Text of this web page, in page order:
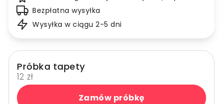
Bezpłatna wysyłka
Wysyłka w ciągu 2-5 dni
Próbka tapety
12 zł
Zamów próbkę